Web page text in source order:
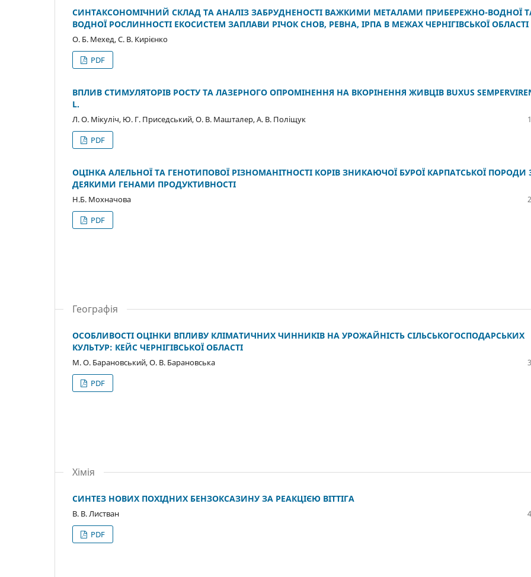
СИНТАКСОНОМІЧНИЙ СКЛАД ТА АНАЛІЗ ЗАБРУДНЕНОСТІ ВАЖКИМИ МЕТАЛАМИ ПРИБЕРЕЖНО-ВОДНОЇ
ВОДНОЇ РОСЛИННОСТІ ЕКОСИСТЕМ ЗАПЛАВИ РІЧОК СНОВ, РЕВНА, ІРПА В МЕЖАХ ЧЕРНІГІВСЬКОЇ ОБЛАСТІ
О. Б. Мехед, С. В. Кирієнко
PDF
ВПЛИВ СТИМУЛЯТОРІВ РОСТУ ТА ЛАЗЕРНОГО ОПРОМІНЕННЯ НА ВКОРІНЕННЯ ЖИВЦІВ BUXUS
L.
Л. О. Мікуліч, Ю. Г. Приседський, О. В. Машталер, А. В. Поліщук
PDF
ОЦІНКА АЛЕЛЬНОЇ ТА ГЕНОТИПОВОЇ РІЗНОМАНІТНОСТІ КОРІВ ЗНИКАЮЧОЇ БУРОЇ КАРПАТСЬКОЇ ПОРОДИ
ДЕЯКИМИ ГЕНАМИ ПРОДУКТИВНОСТІ
Н.Б. Мохначова
PDF
Географія
ОСОБЛИВОСТІ ОЦІНКИ ВПЛИВУ КЛІМАТИЧНИХ ЧИННИКІВ НА УРОЖАЙНІСТЬ СІЛЬСЬКОГОСПОДАРСЬКИХ
КУЛЬТУР: КЕЙС ЧЕРНІГІВСЬКОЇ ОБЛАСТІ
М. О. Барановський, О. В. Барановська
PDF
Хімія
CИНТЕЗ НОВИХ ПОХІДНИХ БЕНЗОКСАЗИНУ ЗА РЕАКЦІЄЮ ВІТТІГА
В. В. Листван
PDF